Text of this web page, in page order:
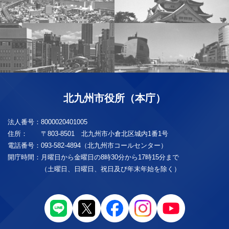
北九州市役所（本庁）
法人番号： 8000020401005
住所：
〒803-8501 北九州市小倉北区城内1番1号
電話番号： 093-582-4894（北九州市コールセンター）
開庁時間： 月曜日から金曜日の8時30分から17時15分まで
（土曜日、日曜日、祝日及び年末年始を除く）